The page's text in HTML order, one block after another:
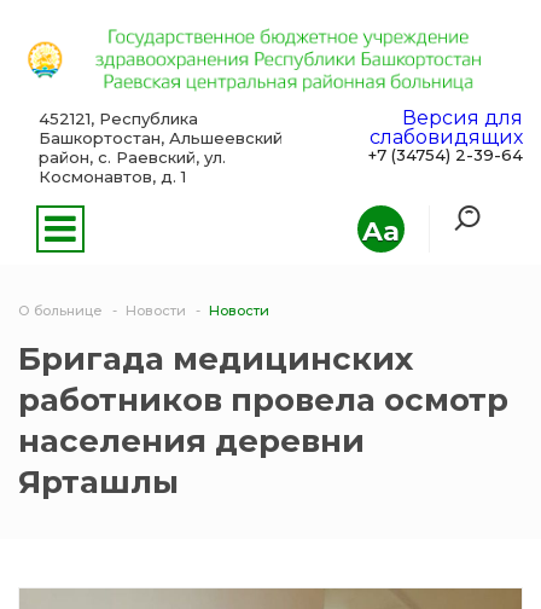
Aa
452121, Республика
Башкортостан, Альшеевский
район, с. Раевский, ул.
Космонавтов, д. 1
Версия для
слабовидящих
+7 (34754) 2-39-64
О больнице Новости Новости
Бригада медицинских
работников провела осмотр
населения деревни
Ярташлы